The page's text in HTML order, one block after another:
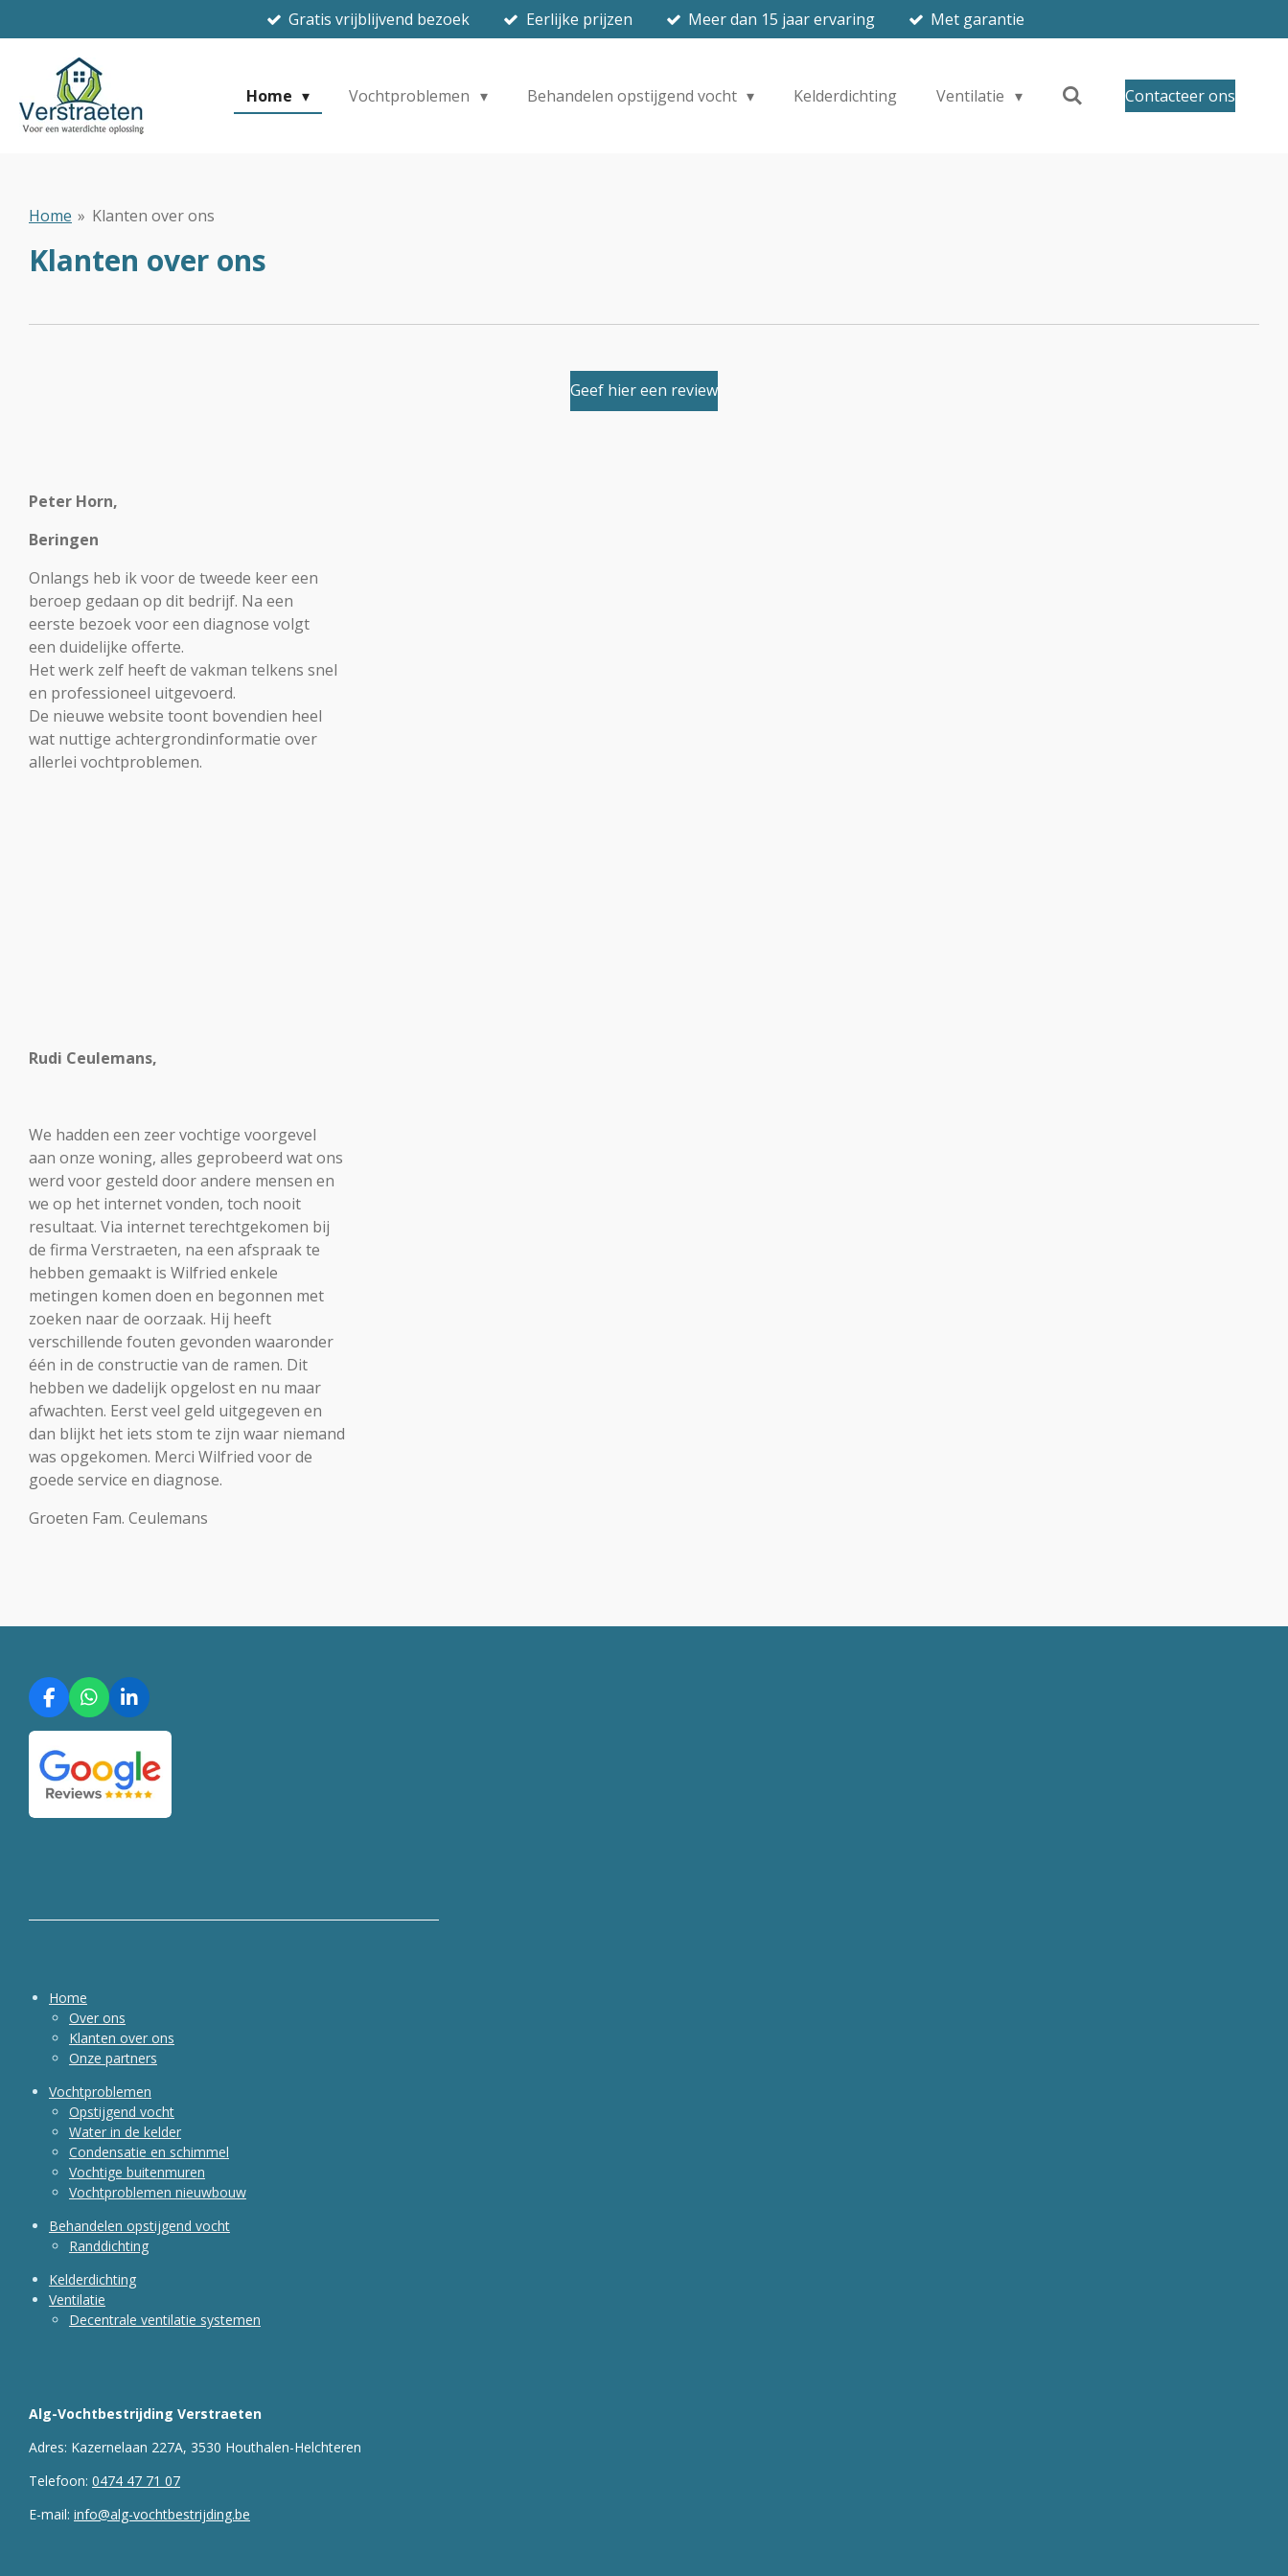
direct
hoofdinhoud
Gratis vrijblijvend bezoek Eerlijke prijzen Meer dan 15 jaar ervaring Met garantie
Home Vochtproblemen Behandelen opstijgend vocht Kelderdichting Ventilatie Contacteer ons
Home » Klanten over ons
Klanten over ons
Geef hier een review
Peter Horn,
Beringen
Onlangs heb ik voor de tweede keer een
beroep gedaan op dit bedrijf. Na een
eerste bezoek voor een diagnose volgt
een duidelijke offerte.
Het werk zelf heeft de vakman telkens snel
en professioneel uitgevoerd.
De nieuwe website toont bovendien heel
wat nuttige achtergrondinformatie over
allerlei vochtproblemen.
Rudi Ceulemans,
We hadden een zeer vochtige voorgevel
aan onze woning, alles geprobeerd wat ons
werd voor gesteld door andere mensen en
we op het internet vonden, toch nooit
resultaat. Via internet terechtgekomen bij
de firma Verstraeten, na een afspraak te
hebben gemaakt is Wilfried enkele
metingen komen doen en begonnen met
zoeken naar de oorzaak. Hij heeft
verschillende fouten gevonden waaronder
één in de constructie van de ramen. Dit
hebben we dadelijk opgelost en nu maar
afwachten. Eerst veel geld uitgegeven en
dan blijkt het iets stom te zijn waar niemand
was opgekomen. Merci Wilfried voor de
goede service en diagnose.
Groeten Fam. Ceulemans
F
a
e
b
o
o
W
h
t
s
A
p
L
i
k
e
d
I
Home
Over ons
Klanten over ons
Onze partners
Vochtproblemen
Opstijgend vocht
Water in de kelder
Condensatie en schimmel
Vochtige buitenmuren
Vochtproblemen nieuwbouw
Behandelen opstijgend vocht
Randdichting
Kelderdichting
Ventilatie
Decentrale ventilatie systemen
Alg-Vochtbestrijding Verstraeten
Adres: Kazernelaan 227A, 3530 Houthalen-Helchteren
Telefoon: 0474 47 71 07
E-mail: info@alg-vochtbestrijding.be